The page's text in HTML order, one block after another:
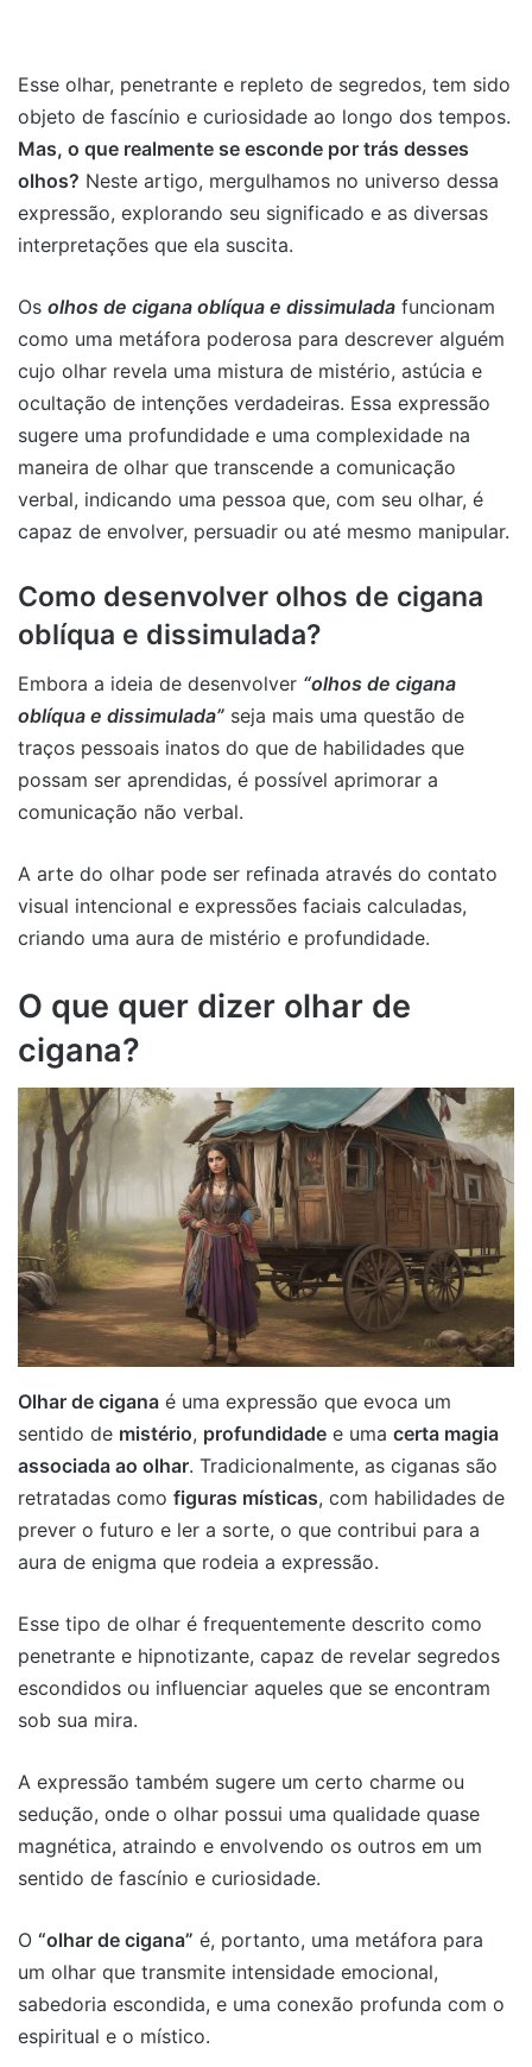
Esse olhar, penetrante e repleto de segredos, tem sido
objeto de fascínio e curiosidade ao longo dos tempos.
Mas, o que realmente se esconde por trás desses
olhos? Neste artigo, mergulhamos no universo dessa
expressão, explorando seu significado e as diversas
interpretações que ela suscita.
Os olhos de cigana oblíqua e dissimulada funcionam
como uma metáfora poderosa para descrever alguém
cujo olhar revela uma mistura de mistério, astúcia e
ocultação de intenções verdadeiras. Essa expressão
sugere uma profundidade e uma complexidade na
maneira de olhar que transcende a comunicação
verbal, indicando uma pessoa que, com seu olhar, é
capaz de envolver, persuadir ou até mesmo manipular.
Como desenvolver olhos de cigana
oblíqua e dissimulada?
Embora a ideia de desenvolver “olhos de cigana
oblíqua e dissimulada” seja mais uma questão de
traços pessoais inatos do que de habilidades que
possam ser aprendidas, é possível aprimorar a
comunicação não verbal.
A arte do olhar pode ser refinada através do contato
visual intencional e expressões faciais calculadas,
criando uma aura de mistério e profundidade.
O que quer dizer olhar de
cigana?
Olhar de cigana é uma expressão que evoca um
sentido de mistério, profundidade e uma certa magia
associada ao olhar. Tradicionalmente, as ciganas são
retratadas como figuras místicas, com habilidades de
prever o futuro e ler a sorte, o que contribui para a
aura de enigma que rodeia a expressão.
Esse tipo de olhar é frequentemente descrito como
penetrante e hipnotizante, capaz de revelar segredos
escondidos ou influenciar aqueles que se encontram
sob sua mira.
A expressão também sugere um certo charme ou
sedução, onde o olhar possui uma qualidade quase
magnética, atraindo e envolvendo os outros em um
sentido de fascínio e curiosidade.
O “olhar de cigana” é, portanto, uma metáfora para
um olhar que transmite intensidade emocional,
sabedoria escondida, e uma conexão profunda com o
espiritual e o místico.